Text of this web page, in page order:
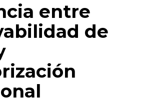
entre
de